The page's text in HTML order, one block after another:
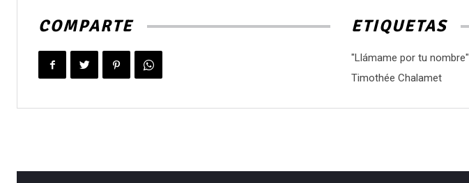
COMPARTE ETIQUETAS
"Llámame por tu nombre"
Timothée Chalamet